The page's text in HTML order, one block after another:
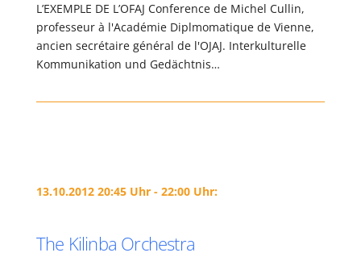
L’EXEMPLE DE L’OFAJ Conference de Michel Cullin,
professeur à l'Académie Diplmomatique de Vienne,
ancien secrétaire général de l'OJAJ. Interkulturelle
Kommunikation und Gedächtnis…
13.10.2012 20:45 Uhr - 22:00 Uhr:
The Kilinba Orchestra